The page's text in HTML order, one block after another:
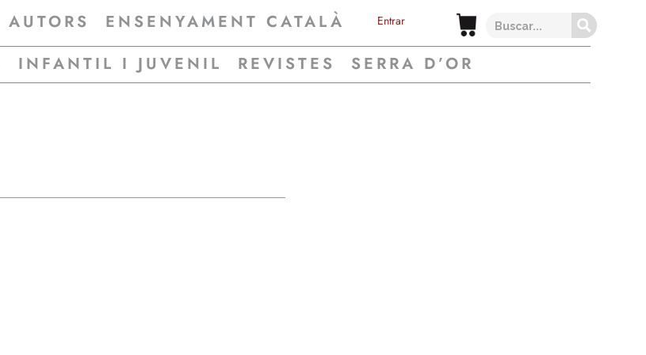
AUTORS ENSENYAMENT CATALÀ Entrar
INFANTIL I JUVENIL REVISTES SERRA D’OR